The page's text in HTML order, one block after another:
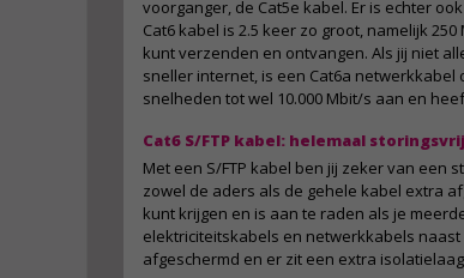
voorganger, de Cat5e kabel. Er is echter
Cat6 kabel is 2.5 keer zo groot, namelijk
kunt verzenden en ontvangen. Als jij niet
sneller internet, is een Cat6a netwerkkabel
snelheden tot wel 10.000 Mbit/s aan en
Cat6 S/FTP kabel: helemaal
Met een S/FTP kabel ben jij zeker van een
zowel de aders als de gehele kabel extra
kunt krijgen en is aan te raden als je
elektriciteitskabels en netwerkkabels
afgeschermd en er zit een extra